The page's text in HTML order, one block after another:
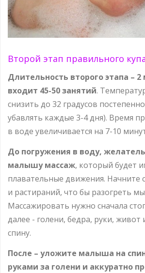
Второй этап правильного
Длительность второго этапа – 2
входит 45-50 занятий.
снизить до 32 градусов
убавлять каждые 3-4 дня). Время
в воде увеличивается на 7-10
До погружения в воду,
малышу массаж, который будет
плавательные движения. Начните
и растираний, что бы разогреть
Массажировать нужно сначала
далее - голени, бедра, руки,
спину.
После – уложите малыша на
руками за голени и аккуратно